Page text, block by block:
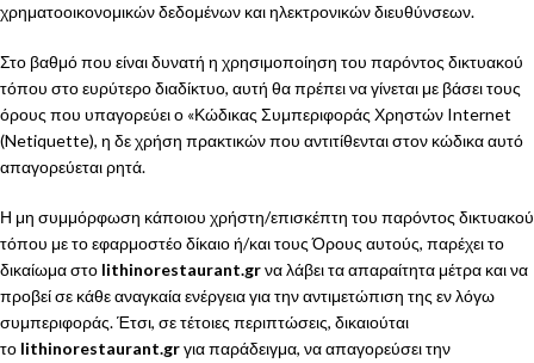
χρηματοοικονομικών δεδομένων και ηλεκτρονικών διευθύνσεων.
Στο βαθμό που είναι δυνατή η χρησιμοποίηση του παρόντος δικτυακού
τόπου στο ευρύτερο διαδίκτυο, αυτή θα πρέπει να γίνεται με βάσει τους
όρους που υπαγορεύει ο «Κώδικας Συμπεριφοράς Χρηστών Internet
(Netiquette), η δε χρήση πρακτικών που αντιτίθενται στον κώδικα αυτό
απαγορεύεται ρητά.
Η μη συμμόρφωση κάποιου χρήστη/επισκέπτη του παρόντος δικτυακού
τόπου με το εφαρμοστέο δίκαιο ή/και τους Όρους αυτούς, παρέχει το
δικαίωμα στο lithinorestaurant.grνα λάβει τα απαραίτητα μέτρα και να
προβεί σε κάθε αναγκαία ενέργεια για την αντιμετώπιση της εν λόγω
συμπεριφοράς. Έτσι, σε τέτοιες περιπτώσεις, δικαιούται
το lithinorestaurant.grγια παράδειγμα, να απαγορεύσει την